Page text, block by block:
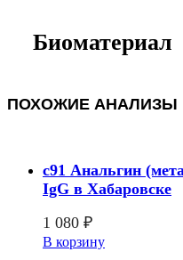
Биоматериал
ПОХОЖИЕ АНАЛИЗЫ
c91 Анальгин
IgG в Хабаровске
1 080 ₽
В корзину